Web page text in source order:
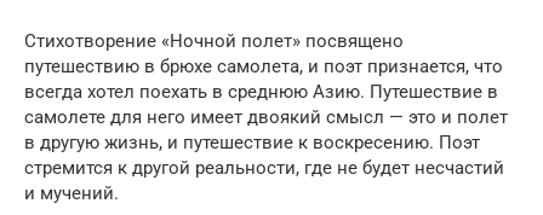
Стихотворение «Ночной полет» посвящено
путешествию в брюхе самолета, и поэт признается, что
всегда хотел поехать в среднюю Азию. Путешествие в
самолете для него имеет двоякий смысл — это и полет
в другую жизнь, и путешествие к воскресению. Поэт
стремится к другой реальности, где не будет несчастий
и мучений.